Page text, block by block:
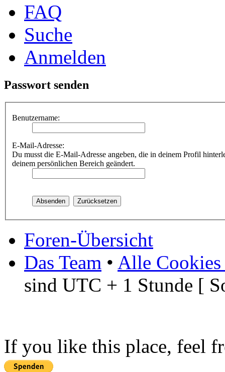
FAQ
Suche
Anmelden
Passwort senden
Benutzername:
E-Mail-Adresse:
Du musst die E-Mail-Adresse angeben, die in deinem Profil
deinem persönlichen Bereich geändert.
Foren-Übersicht
Das Team • Alle Cookies
sind UTC + 1 Stunde [
If you like this place, feel